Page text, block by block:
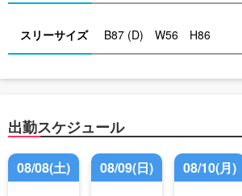
スリーサイズ B87 (D) W56 H86
出勤スケジュール
08/08(土) 08/09(日) 08/10(月)